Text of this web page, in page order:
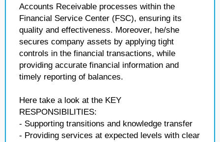
Accounts Receivable processes within the
Financial Service Center (FSC), ensuring its
quality and effectiveness. Moreover, he/she
secures company assets by applying tight
controls in the financial transactions, while
providing accurate financial information and
timely reporting of balances.
Here take a look at the KEY
RESPONSIBILITIES:
- Supporting transitions and knowledge transfer
- Providing services at expected levels with clear